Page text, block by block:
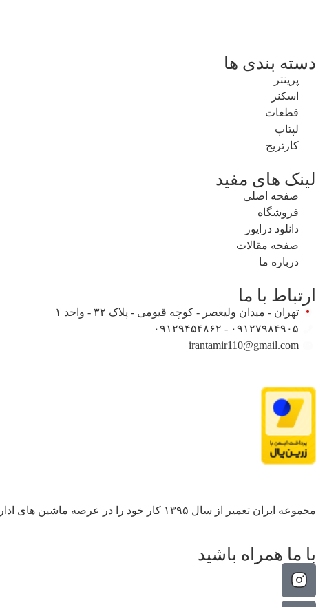
دسته بندی ها
پرینتر
اسکنر
قطعات
لپتاپ
کارتریج
لینک های مفید
صفحه اصلی
فروشگاه
دانلود درایور
صفحه مقالات
درباره ما
ارتباط با ما
تهران - میدان ولیعصر - کوچه قیومی - پلاک ۳۲ - واحد ۱
۰۹۱۲۷۹۸۴۹۰۵ - ۰۹۱۲۹۴۵۴۸۶۲
irantamir110@gmail.com
مجموعه ایران تعمیر از سال ۱۳۹۵ کار خود را در عرصه ماشین های اداری شروع نموده و الان مفتخر است با بیش از یک دهه تجربه تخصصی در این زمینه خدمت گزار مردم ایران در سراسر کشور میباشد.
با ما همراه باشید